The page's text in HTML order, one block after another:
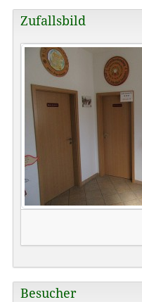
Zufallsbild
Besucher